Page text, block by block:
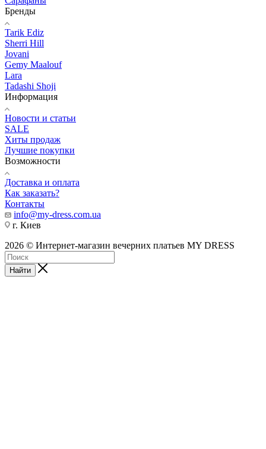
Бренды
Tarik Ediz
Sherri Hill
Jovani
Gemy Maalouf
Lara
Tadashi Shoji
Информация
Новости и статьи
SALE
Хиты продаж
Лучшие покупки
Возможности
Доставка и оплата
Как заказать?
Контакты
info@my-dress.com.ua
г. Киев
2026 © Интернет-магазин вечерних платьев MY DRESS
Найти